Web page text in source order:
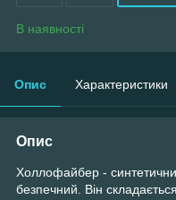
В наявності
Опис Характеристики
Опис
Холлофайбер -
безпечний. Він